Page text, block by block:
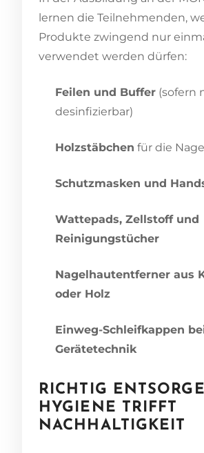
lernen die Teilnehmenden,
Produkte zwingend nur
verwendet werden dürfen:
Feilen und Buffer (sofern
desinfizierbar)
Holzstäbchen für die
Schutzmasken und
Wattepads, Zellstoff und
Reinigungstücher
Nagelhautentferner aus
oder Holz
Einweg-Schleifkappen
Gerätetechnik
RICHTIG
HYGIENE TRIFFT
NACHHALTIGKEIT